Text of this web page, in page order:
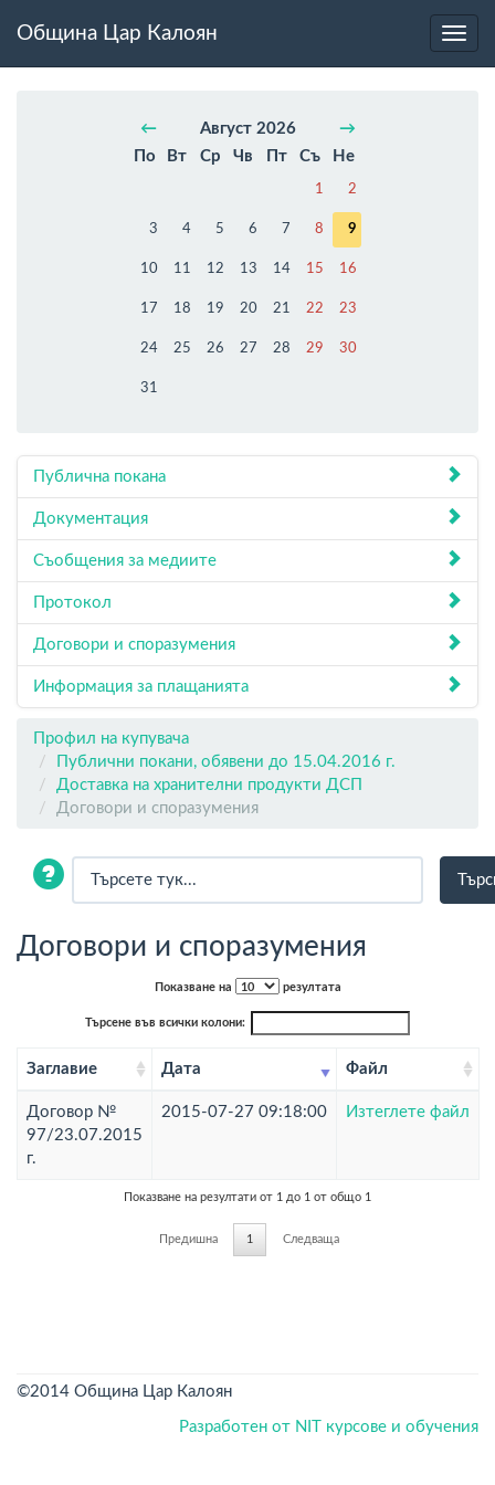
Община Цар Калоян
← Август 2026
→
По
Вт Ср Чв Пт Съ Не
1 2
3 4 5 6 7 8 9
10 11 12 13 14 15 16
17 18 19 20 21 22 23
24 25 26 27 28 29 30
31
Публична покана
Документация
Съобщения за медиите
Протокол
Договори и споразумения
Информация за плащанията
Профил на купувача
Публични покани, обявени до 15.04.2016 г.
Доставка на хранителни продукти ДСП
Договори и споразумения
Договори и споразумения
Показване на резултата
Търсене във всички колони:
Заглавие Дата Файл
Договор №
97/23.07.2015
г.
2015-07-27 09:18:00 Изтеглете файл
Показване на резултати от 1 до 1 от общо 1
Предишна 1 Следваща
©2014 Община Цар Калоян
Разработен от NIT курсове и обучения